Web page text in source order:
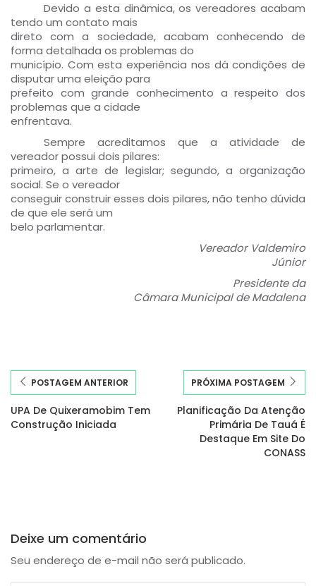
Devido a esta dinâmica, os vereadores acabam
tendo um contato mais
direto com a sociedade, acabam conhecendo de
forma detalhada os problemas do
município. Com esta experiência nos dá condições de
disputar uma eleição para
prefeito com grande conhecimento a respeito dos
problemas que a cidade
enfrentava.
Sempre acreditamos que a atividade de
vereador possui dois pilares:
primeiro, a arte de legislar; segundo, a organização
social. Se o vereador
conseguir construir esses dois pilares, não tenho dúvida
de que ele será um
belo parlamentar.
Vereador Valdemiro
Júnior
Presidente da
Câmara Municipal de Madalena
POSTAGEM ANTERIOR
UPA De Quixeramobim Tem
Construção Iniciada
PRÓXIMA POSTAGEM
Planificação Da Atenção
Primária De Tauá É
Destaque Em Site Do
CONASS
Deixe um comentário
Seu endereço de e-mail não será publicado.